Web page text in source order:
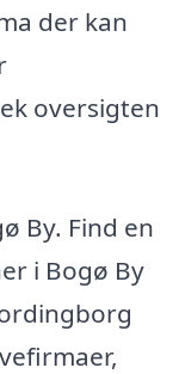
der kan
oversigten
By. Find en
i Bogø By